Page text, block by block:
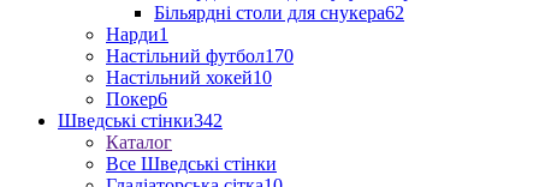
Більярдні столи для снукера62
Нарди1
Настільний футбол170
Настільний хокей10
Покер6
Шведські стінки342
Каталог
Все Шведські стінки